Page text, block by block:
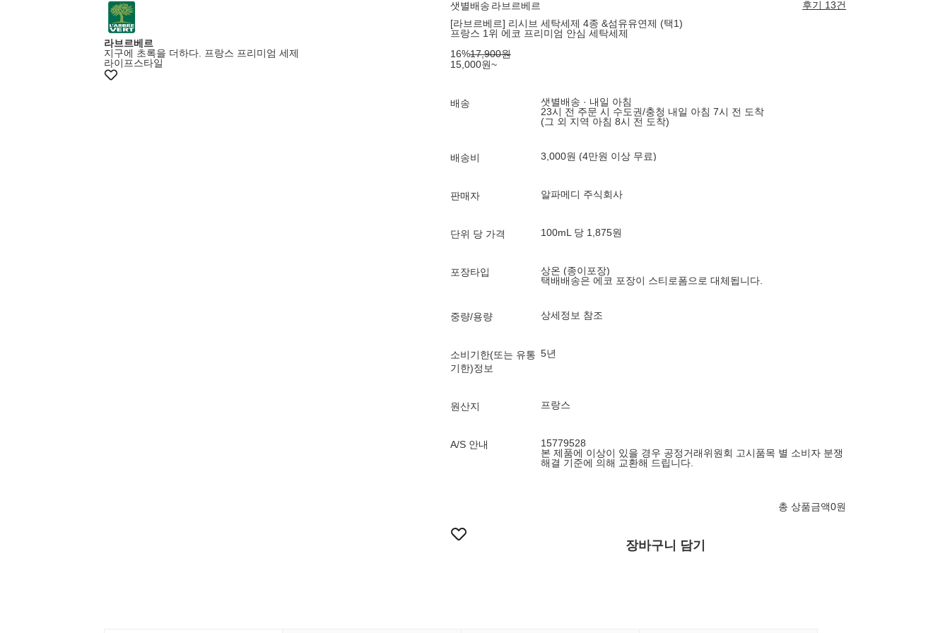
라브르베르
지구에 초록을 더하다. 프랑스 프리미엄 세제
라이프스타일
샛별배송 라브르베르
후기 13건
[라브르베르] 리시브 세탁세제 4종 &섬유유연제 (택1)
프랑스 1위 에코 프리미엄 안심 세탁세제
16%17,900원
15,000원~
배송
샛별배송 · 내일 아침
23시 전 주문 시 수도권/충청 내일 아침 7시 전 도착
(그 외 지역 아침 8시 전 도착)
배송비 3,000원 (4만원 이상 무료)
판매자 알파메디 주식회사
단위 당 가격 100mL 당 1,875원
포장타입
상온 (종이포장)
택배배송은 에코 포장이 스티로폼으로 대체됩니다.
중량/용량 상세정보 참조
소비기한(또는 유통
기한)정보
5년
원산지 프랑스
A/S 안내
15779528
본 제품에 이상이 있을 경우 공정거래위원회 고시품목 별 소비자 분쟁
해결 기준에 의해 교환해 드립니다.
총 상품금액0원
장바구니 담기